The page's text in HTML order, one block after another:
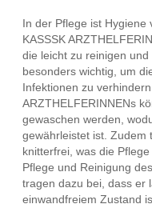
In der Pflege ist
KASSSK
die leicht zu reinigen
besonders wichtig, um
Infektionen zu
ARZTHELFERINNENs
gewaschen werden,
gewährleistet ist. Zudem
knitterfrei, was die
Pflege und Reinigung
tragen dazu bei, dass er
einwandfreiem Zustand